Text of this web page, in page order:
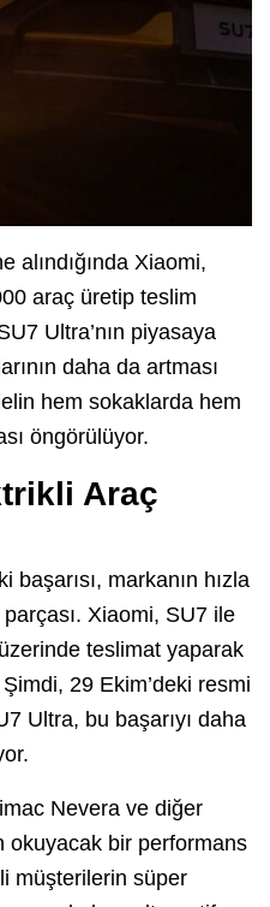
alındığında Xiaomi,
araç üretip teslim
Ultra’nın piyasaya
daha da artması
hem sokaklarda hem
öngörülüyor.
Araç
başarısı, markanın hızla
Xiaomi, SU7 ile
teslimat yaparak
29 Ekim’deki resmi
Ultra, bu başarıyı daha
Nevera ve diğer
okuyacak bir performans
müşterilerin süper